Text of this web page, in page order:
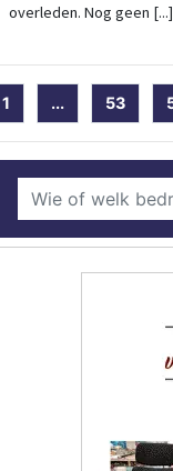
overleden. Nog geen [...]
1 ... 53